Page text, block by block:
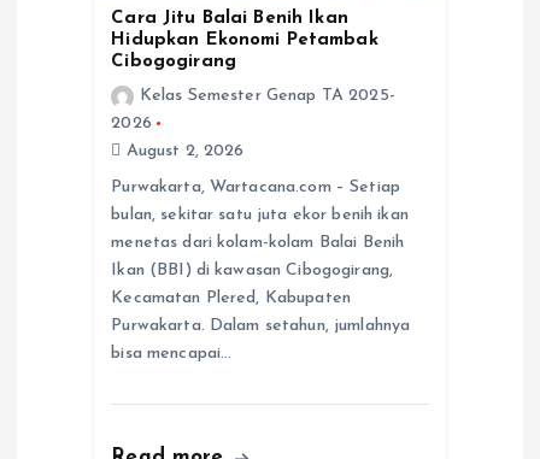
Cara Jitu Balai Benih Ikan
Hidupkan Ekonomi Petambak
Cibogogirang
Kelas Semester Genap TA 2025-
2026
August 2, 2026
Purwakarta, Wartacana.com – Setiap
bulan, sekitar satu juta ekor benih ikan
menetas dari kolam-kolam Balai Benih
Ikan (BBI) di kawasan Cibogogirang,
Kecamatan Plered, Kabupaten
Purwakarta. Dalam setahun, jumlahnya
bisa mencapai…